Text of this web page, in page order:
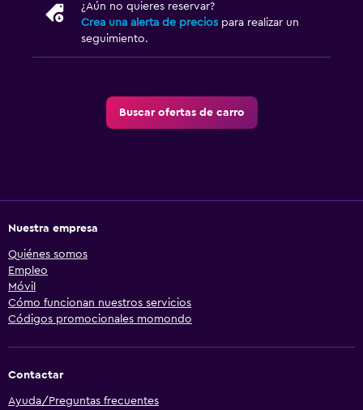
¿Aún no quieres reservar?
Crea una alerta de precios para realizar un
seguimiento.
Buscar ofertas de carro
Nuestra empresa
Quiénes somos
Empleo
Móvil
Cómo funcionan nuestros servicios
Códigos promocionales momondo
Contactar
Ayuda/Preguntas frecuentes